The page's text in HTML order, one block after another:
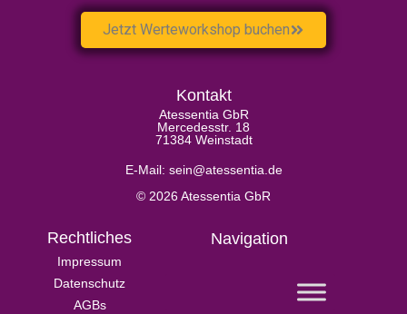
Jetzt Werteworkshop buchen
Kontakt
Atessentia GbR
Mercedesstr. 18
71384 Weinstadt
E-Mail: sein@atessentia.de
© 2026 Atessentia GbR
Rechtliches
Impressum
Datenschutz
AGBs
Navigation